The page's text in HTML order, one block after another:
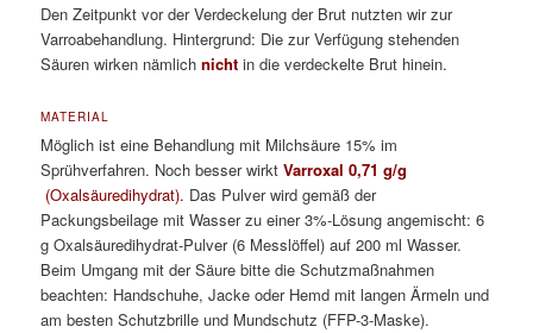
Den Zeitpunkt vor der Verdeckelung der Brut nutzten wir zur
Varroabehandlung. Hintergrund: Die zur Verfügung stehenden
Säuren wirken nämlichnicht in die verdeckelte Brut hinein.
MATERIAL
Möglich ist eine Behandlung mit Milchsäure 15% im
Sprühverfahren. Noch besser wirktVarroxal 0,71 g/g
(Oxalsäuredihydrat). Das Pulver wird gemäß der
Packungsbeilage mit Wasser zu einer 3%-Lösung angemischt: 6
g Oxalsäuredihydrat-Pulver (6 Messlöffel) auf 200 ml Wasser.
Beim Umgang mit der Säure bitte die Schutzmaßnahmen
beachten: Handschuhe, Jacke oder Hemd mit langen Ärmeln und
am besten Schutzbrille und Mundschutz (FFP-3-Maske).